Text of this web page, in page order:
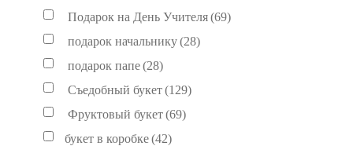
Подарок на День Учителя(69)
подарок начальнику(28)
подарок папе(28)
Съедобный букет(129)
Фруктовый букет(69)
букет в коробке(42)